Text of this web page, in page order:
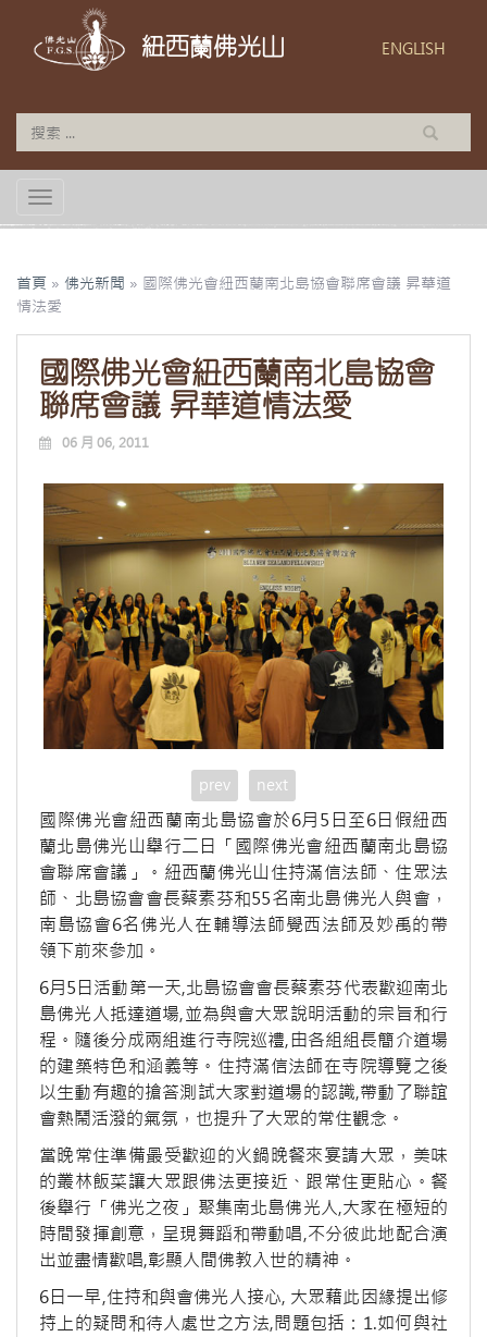
紐西蘭佛光山 ENGLISH
TOGGLE NAVIGATION
首頁 » 佛光新聞 » 國際佛光會紐西蘭南北島協會聯席會議 昇華道
情法愛
國際佛光會紐西蘭南北島協會
聯席會議 昇華道情法愛
06 月 06, 2011
prev next
國際佛光會紐西蘭南北島協會於6月5日至6日假紐西
蘭北島佛光山舉行二日「國際佛光會紐西蘭南北島協
會聯席會議」。紐西蘭佛光山住持滿信法師、住眾法
師、北島協會會長蔡素芬和55名南北島佛光人與會，
南島協會6名佛光人在輔導法師覺西法師及妙禹的帶
領下前來參加。
6月5日活動第一天,北島協會會長蔡素芬代表歡迎南北
島佛光人抵達道場,並為與會大眾說明活動的宗旨和行
程。隨後分成兩組進行寺院巡禮,由各組組長簡介道場
的建築特色和涵義等。住持滿信法師在寺院導覽之後
以生動有趣的搶答測試大家對道場的認識,帶動了聯誼
會熱鬧活潑的氣氛，也提升了大眾的常住觀念。
當晚常住準備最受歡迎的火鍋晚餐來宴請大眾，美味
的叢林飯菜讓大眾跟佛法更接近、跟常住更貼心。餐
後舉行「佛光之夜」聚集南北島佛光人,大家在極短的
時間發揮創意，呈現舞蹈和帶動唱,不分彼此地配合演
出並盡情歡唱,彰顯人間佛教入世的精神。
6日一早,住持和與會佛光人接心, 大眾藉此因緣提出修
持上的疑問和待人處世之方法,問題包括：1.如何與社